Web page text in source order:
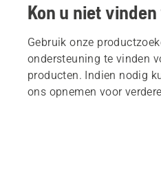
Kon u niet
Gebruik onze
ondersteuning te vinden
producten. Indien nodig
ons opnemen voor